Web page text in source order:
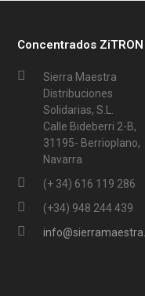
Concentrados ZiTRON
Sierra Maestra
Distribuciones
Solidarias, S.L.
Calle Bideberri 2-B,
31195- Berrioplano,
Navarra
(+ 34) 616 119 286
(+34) 948 244 439